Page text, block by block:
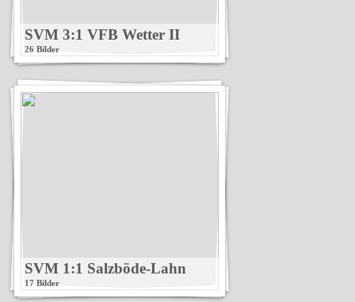
SVM 3:1 VFB Wetter II
26 Bilder
SVM 1:1 Salzböde-Lahn
17 Bilder